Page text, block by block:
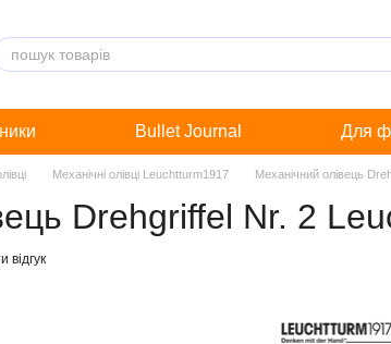
Bullet Journal Для
Механічні олівці Leuchtturm1917 Механічний олівець
Drehgriffel Nr. 2
відгук